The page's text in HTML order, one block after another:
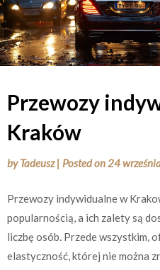
Przewozy
Kraków
byTadeusz | Posted on24
Przewozy indywidualne w
popularnością, a ich zalety są
liczbę osób. Przede wszystkim,
elastyczność, której nie można